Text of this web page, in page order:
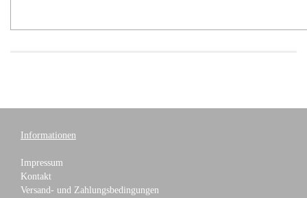
Informationen
Impressum
Kontakt
Versand- und Zahlungsbedingungen